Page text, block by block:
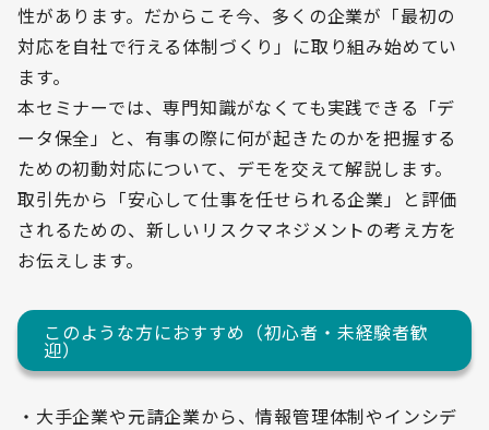
性があります。だからこそ今、多くの企業が「最初の
対応を自社で行える体制づくり」に取り組み始めてい
ます。
本セミナーでは、専門知識がなくても実践できる「デ
ータ保全」と、有事の際に何が起きたのかを把握する
ための初動対応について、デモを交えて解説します。
取引先から「安心して仕事を任せられる企業」と評価
されるための、新しいリスクマネジメントの考え方を
お伝えします。
このような方におすすめ（初心者・未経験者歓
迎）
・大手企業や元請企業から、情報管理体制やインシデ